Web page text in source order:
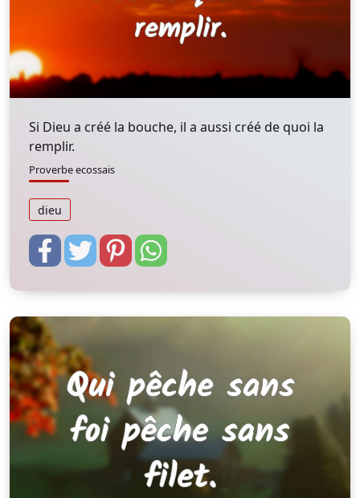
Si Dieu a créé la bouche, il a aussi créé de quoi la
remplir.
Proverbe ecossais
dieu